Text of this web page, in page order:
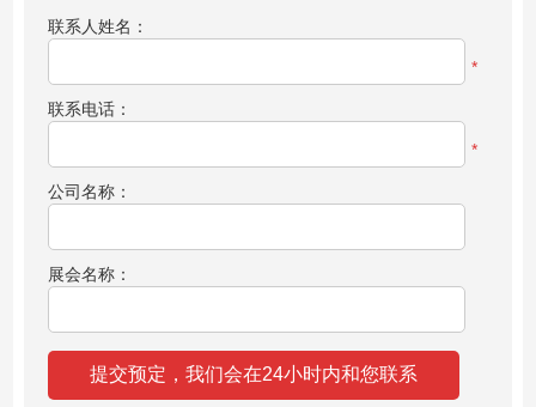
联系人姓名：
*
联系电话：
*
公司名称：
展会名称：